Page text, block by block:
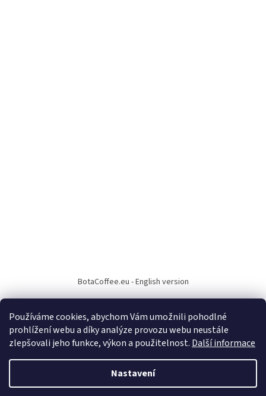
Používáme cookies, abychom Vám umožnili pohodlné
prohlížení webu a díky analýze provozu webu neustále
zlepšovali jeho funkce, výkon a použitelnost. Další informace
Nastavení
BotaCoffee.eu - English version